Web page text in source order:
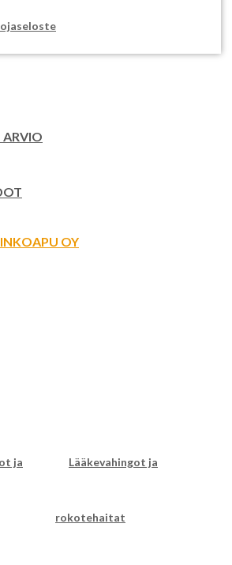
ja Lääkevahingot ja
rokotehaitat